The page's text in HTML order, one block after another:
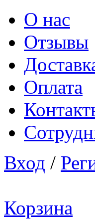
О нас
Отзывы
Оплата
Вход /
Корзина